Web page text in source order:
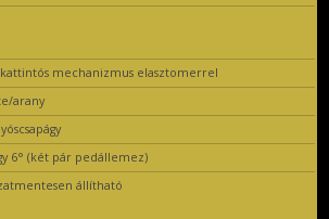
kattintós mechanizmus elasztomerrel
arany
6° (két pár pedállemez)
állítható